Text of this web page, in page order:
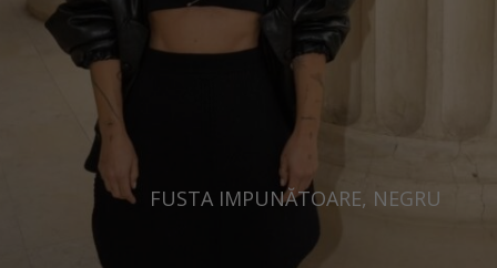
FUSTA IMPUNĂTOARE, NEGRU